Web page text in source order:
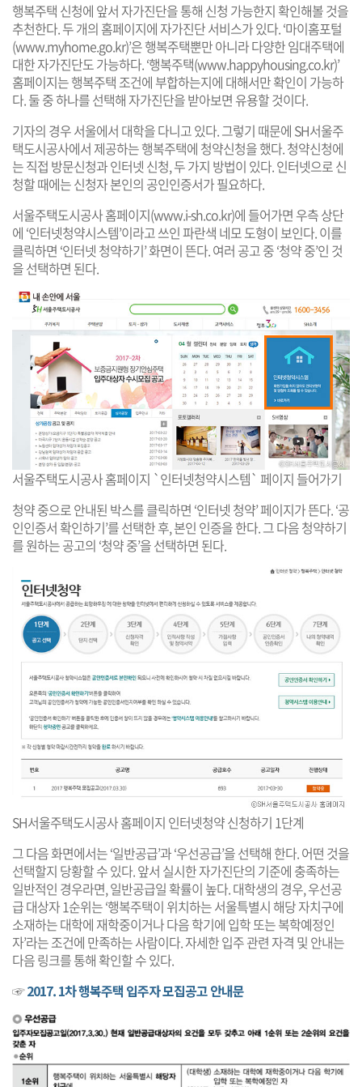
행복주택 신청에 앞서 자가진단을 통해 신청 가능한지 확인해볼 것을
추천한다. 두 개의 홈페이지에 자가진단 서비스가 있다. ‘마이홈포털
(www.myhome.go.kr)’은 행복주택뿐만 아니라 다양한 임대주택에
대한 자가진단도 가능하다. ‘행복주택(www.happyhousing.co.kr)’
홈페이지는 행복주택 조건에 부합하는지에 대해서만 확인이 가능하
다. 둘 중 하나를 선택해 자가진단을 받아보면 유용할 것이다.
기자의 경우 서울에서 대학을 다니고 있다. 그렇기 때문에 SH서울주
택도시공사에서 제공하는 행복주택에 청약신청을 했다. 청약신청에
는 직접 방문신청과 인터넷 신청, 두 가지 방법이 있다. 인터넷으로 신
청할 때에는 신청자 본인의 공인인증서가 필요하다.
서울주택도시공사 홈페이지(www.i-sh.co.kr)에 들어가면 우측 상단
에 ‘인터넷청약시스템’이라고 쓰인 파란색 네모 도형이 보인다. 이를
클릭하면 ‘인터넷 청약하기’ 화면이 뜬다. 여러 공고 중 ‘청약 중’인 것
을 선택하면 된다.
서울주택도시공사 홈페이지 `인터넷청약시스템` 페이지 들어가기
청약 중으로 안내된 박스를 클릭하면 ‘인터넷 청약’ 페이지가 뜬다. ‘공
인인증서 확인하기’를 선택한 후, 본인 인증을 한다. 그 다음 청약하기
를 원하는 공고의 ‘청약 중’을 선택하면 된다.
SH서울주택도시공사 홈페이지 인터넷청약 신청하기 1단계
그 다음 화면에서는 ‘일반공급’과 ‘우선공급’을 선택해 한다. 어떤 것을
선택할지 당황할 수 있다. 앞서 실시한 자가진단의 기준에 충족하는
일반적인 경우라면, 일반공급일 확률이 높다. 대학생의 경우, 우선공
급 대상자 1순위는 ‘행복주택이 위치하는 서울특별시 해당 자치구에
소재하는 대학에 재학중이거나 다음 학기에 입학 또는 복학예정인
자’라는 조건에 만족하는 사람이다. 자세한 입주 관련 자격 및 안내는
다음 링크를 통해 확인할 수 있다.
☞2017. 1차 행복주택 입주자 모집공고 안내문